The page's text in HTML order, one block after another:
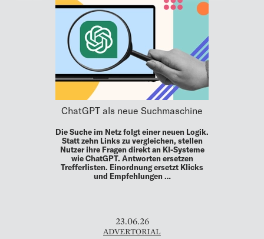
ChatGPT als neue Suchmaschine
Die Suche im Netz folgt einer neuen Logik.
Statt zehn Links zu vergleichen, stellen
Nutzer ihre Fragen direkt an KI-Systeme
wie ChatGPT. Antworten ersetzen
Trefferlisten. Einordnung ersetzt Klicks
und Empfehlungen …
23.06.26
ADVERTORIAL